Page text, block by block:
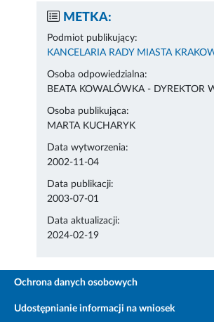
METKA:
Podmiot publikujący:
KANCELARIA RADY MIASTA
Osoba odpowiedzialna:
BEATA KOWALÓWKA - DYREKTOR
Osoba publikująca:
MARTA KUCHARYK
Data wytworzenia:
2002-11-04
Data publikacji:
2003-07-01
Data aktualizacji:
2024-02-19
Ochrona danych osobowych
Udostępnianie informacji na wniosek